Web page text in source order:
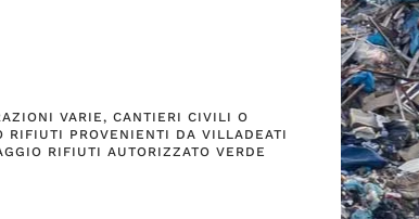
VARIE, CANTIERI CIVILI O
RIFIUTI PROVENIENTI DA VILLADEATI
RIFIUTI AUTORIZZATO VERDE